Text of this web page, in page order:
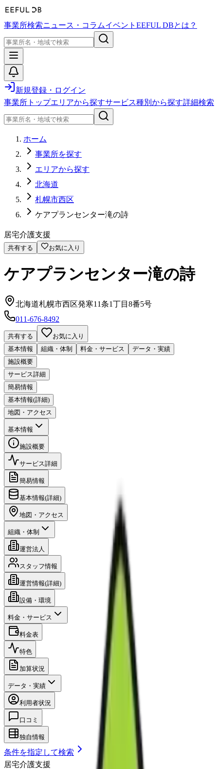
事業所検索ニュース・コラムイベント EEFUL DBとは？
新規登録・ログイン
事業所トップエリアから探すサービス種別から探す詳細検索
ホーム
事業所を探す
エリアから探す
北海道
札幌市西区
ケアプランセンター滝の詩
居宅介護支援
共有する お気に入り
ケアプランセンター滝の詩
北海道札幌市西区発寒11条1丁目8番5号
011-676-8492
共有する
お気に入り
基本情報
組織・体制 料金・サービス
データ・実績
施設概要
サービス詳細
簡易情報
基本情報(詳細)
地図・アクセス
基本情報
施設概要
サービス詳細
簡易情報
基本情報(詳細)
地図・アクセス
組織・体制
運営法人
スタッフ情報
運営情報(詳細)
設備・環境
料金・サービス
料金表
特色
加算状況
データ・実績
利用者状況
口コミ
独自情報
条件を指定して検索
居宅介護支援